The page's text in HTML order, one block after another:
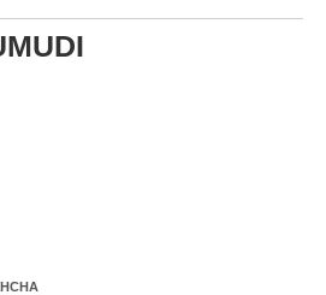
ക്യാമ്പിലെത്തിയവർ മഴ